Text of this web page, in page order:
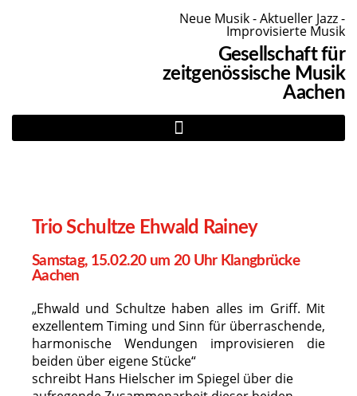
Neue Musik - Aktueller Jazz -
Improvisierte Musik
Gesellschaft für
zeitgenössische Musik
Aachen
Trio Schultze Ehwald Rainey
Samstag, 15.02.20 um 20 Uhr Klangbrücke
Aachen
„Ehwald und Schultze haben alles im Griff. Mit
exzellentem Timing und Sinn für überraschende,
harmonische Wendungen improvisieren die
beiden über eigene Stücke“
schreibt Hans Hielscher im Spiegel über die